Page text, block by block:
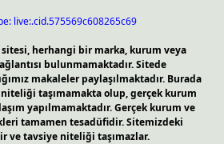
live:.cid.575569c608265c69
herhangi bir marka, kurum veya
bulunmamaktadır. Sitede
makaleler paylaşılmaktadır. Burada
taşımamakta olup, gerçek kurum
yapılmamaktadır. Gerçek kurum ve
tamamen tesadüfidir. Sitemizdeki
ve tavsiye niteliği taşımazlar.